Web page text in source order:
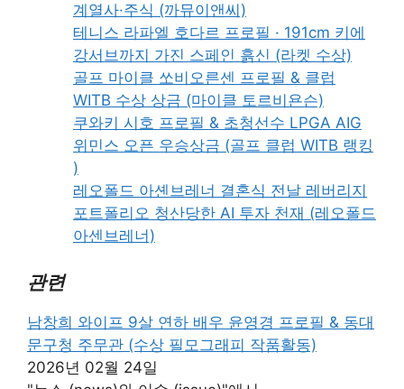
계열사·주식 (까뮤이앤씨)
테니스 라파엘 호다르 프로필 · 191cm 키에
강서브까지 가진 스페인 흙신 (라켓 수상)
골프 마이클 쏘비오른센 프로필 & 클럽
WITB 수상 상금 (마이클 토르비욘슨)
쿠와키 시호 프로필 & 초청선수 LPGA AIG
위민스 오픈 우승상금 (골프 클럽 WITB 랭킹
)
레오폴드 아셴브레너 결혼식 전날 레버리지
포트폴리오 청산당한 AI 투자 천재 (레오폴드
아센브레너)
관련
남창희 와이프 9살 연하 배우 윤영경 프로필 & 동대
문구청 주무관 (수상 필모그래피 작품활동)
2026년 02월 24일